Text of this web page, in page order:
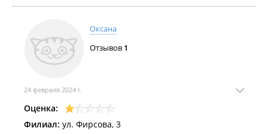
Оксана
Отзывов 1
24 февраля 2024 г.
Оценка:
Филиал: ул. Фирсова, 3